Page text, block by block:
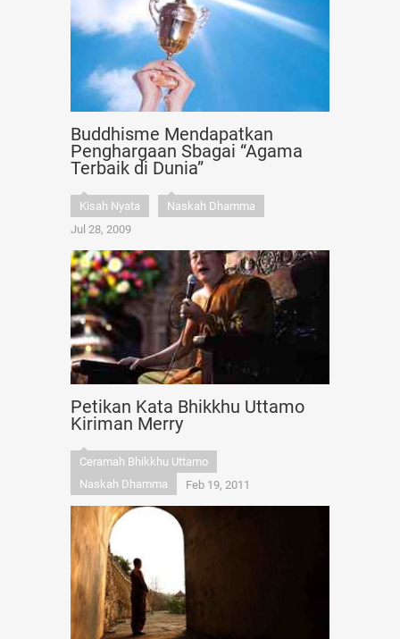
Buddhisme Mendapatkan
Penghargaan Sbagai “Agama
Terbaik di Dunia”
Kisah Nyata
Naskah Dhamma
Jul 28, 2009
Petikan Kata Bhikkhu Uttamo
Kiriman Merry
Ceramah Bhikkhu Uttamo
Naskah Dhamma
Feb 19, 2011